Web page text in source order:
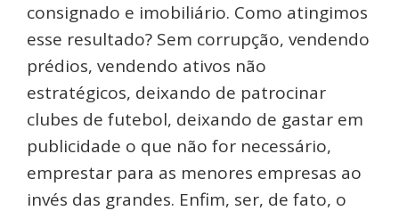
consignado e imobiliário. Como atingimos
esse resultado? Sem corrupção, vendendo
prédios, vendendo ativos não
estratégicos, deixando de patrocinar
clubes de futebol, deixando de gastar em
publicidade o que não for necessário,
emprestar para as menores empresas ao
invés das grandes. Enfim, ser, de fato, o